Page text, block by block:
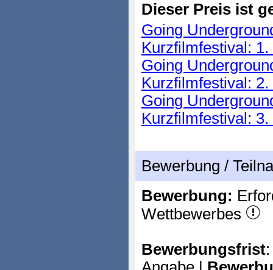
Dieser Preis ist
Going
Kurzfilmfestival:
Going
Kurzfilmfestival:
Going
Kurzfilmfestival:
Bewerbung /
Bewerbung:
Wettbewerbes
Bewerbungsfrist